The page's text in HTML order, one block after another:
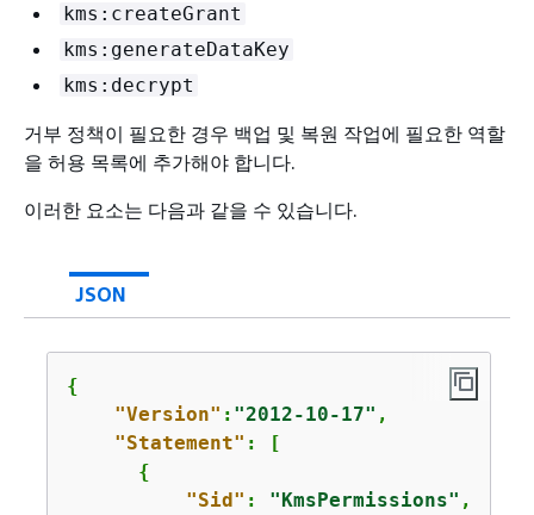
kms:createGrant
kms:generateDataKey
kms:decrypt
거부 정책이 필요한 경우 백업 및 복원 작업에 필요한 역할
을 허용 목록에 추가해야 합니다.
이러한 요소는 다음과 같을 수 있습니다.
JSON
{
"Version" : "2012-10-17" ,
"Statement" : [
{
"Sid" : "KmsPermissions" ,